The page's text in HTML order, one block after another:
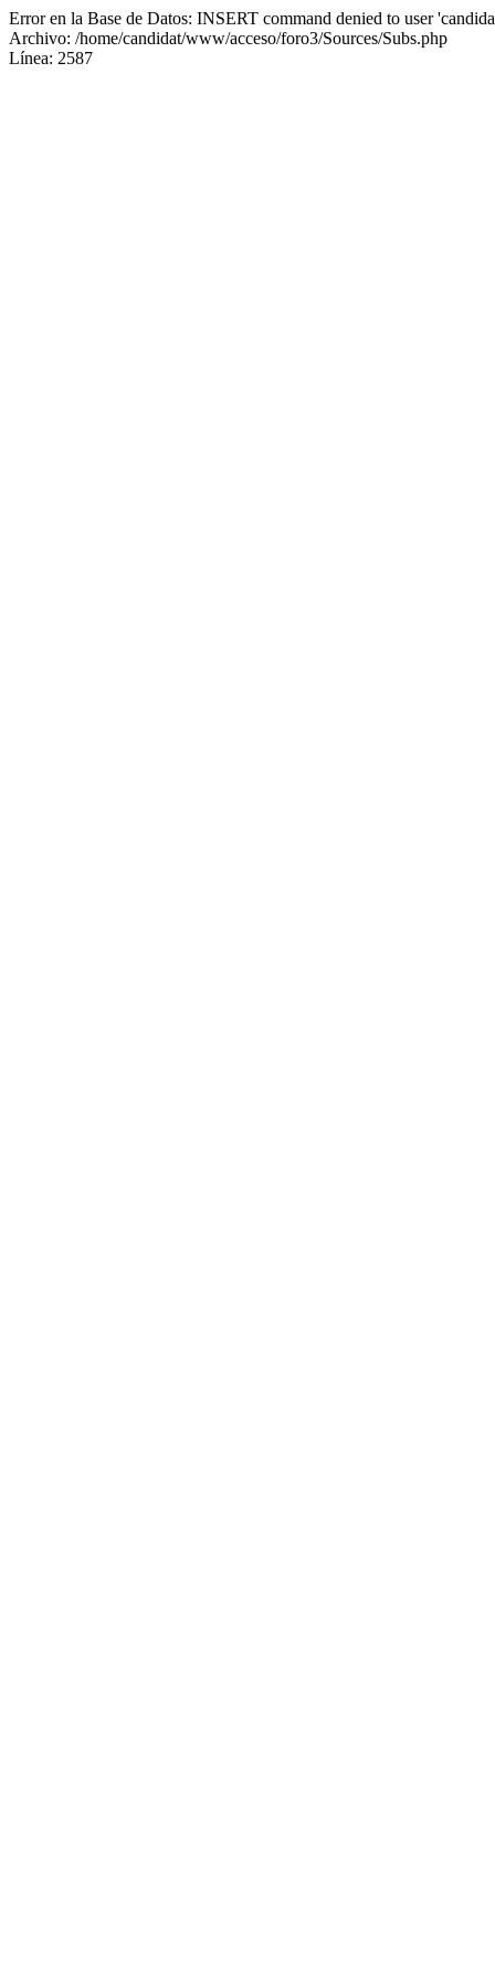
Error en la Base de Datos: INSERT command denied to user
Archivo: /home/candidat/www/acceso/foro3/Sources/Subs.php
Línea: 2587